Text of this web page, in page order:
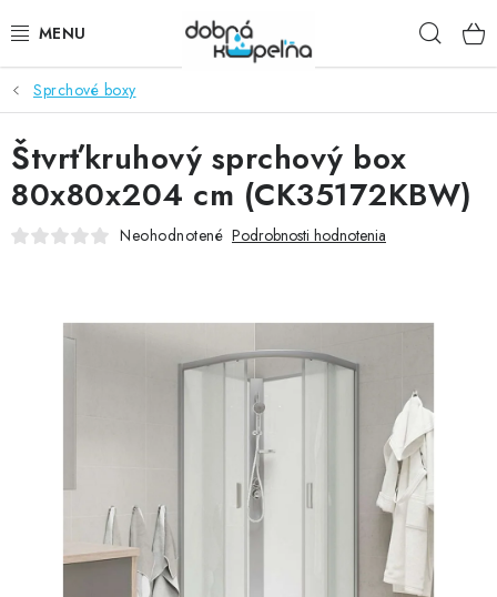
na
SPRCHOVÉ KÚTY
SPRCHOVÉ DVERE
BATÉRIE
KÚPEĽŇOVÝ NÁBYTOK
PRÍSLUŠENSTVO K SPRCHOVÝM KÚTOM A
NÁHRADNÉ DIELY
Sprchové boxy
Štvrťkruhový sprchový box
80x80x204 cm (CK35172KBW)
Neohodnotené Podrobnosti hodnotenia